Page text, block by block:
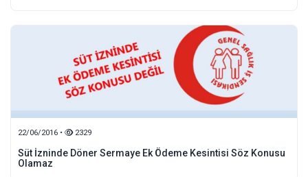
22/06/2016 • 2329
Süt İzninde Döner Sermaye Ek Ödeme Kesintisi Söz Konusu
Olamaz